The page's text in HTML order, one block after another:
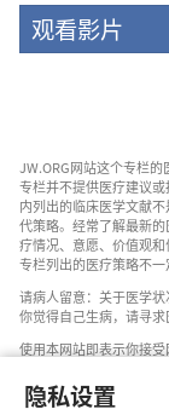
隐私设置
观看影片
JW.ORG网站这个专栏
专栏并不提供医疗建议
内列出的临床医学文献
代策略。经常了解最新
疗情况、意愿、价值观
专栏列出的医疗策略不一
请病人留意：关于医学
你觉得自己生病，请寻求
使用本网站即表示你接受